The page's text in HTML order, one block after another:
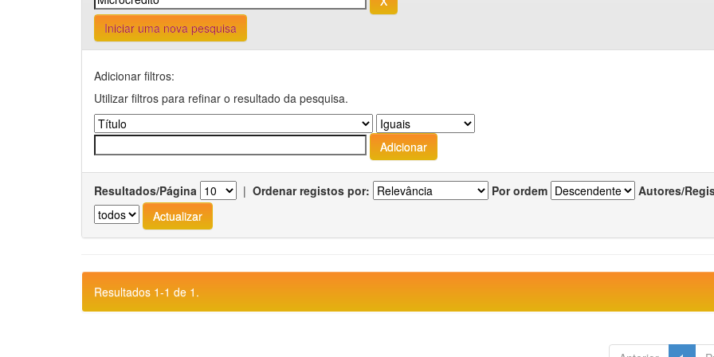
Iniciar uma nova pesquisa
Adicionar filtros:
Utilizar filtros para refinar o resultado da pesquisa.
Resultados/Página | Ordenar registos por: Por ordem Autores/
Resultados 1-1 de 1.